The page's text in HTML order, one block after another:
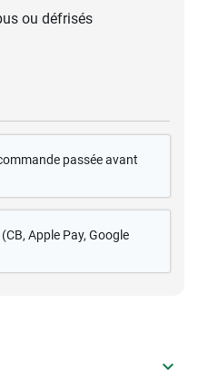
ou défrisés
passée avant
(CB, Apple Pay, Google